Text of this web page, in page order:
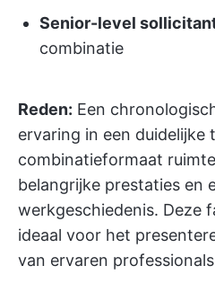
Senior-level
combinatie
Reden: Een
ervaring in een duidelijke
combinatieformaat
belangrijke prestaties en
werkgeschiedenis. Deze
ideaal voor het
van ervaren